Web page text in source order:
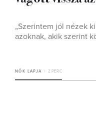
„Szerintem jól nézek
azoknak, akik szerint
NŐK LAPJA 2 PERC